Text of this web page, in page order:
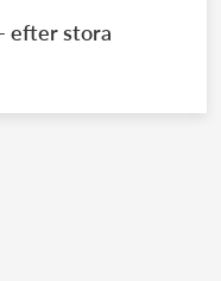
efter stora